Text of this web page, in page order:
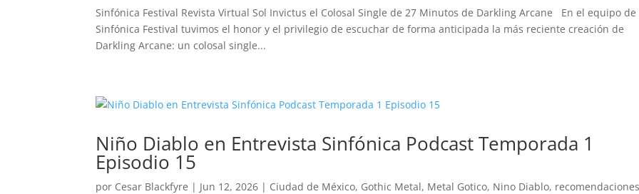
Sinfónica Festival Revista Virtual Sol Invictus el Colosal Single de 27 Minutos de Darkling Arcane En el equipo de
Sinfónica Festival tuvimos el honor y el privilegio de escuchar de forma anticipada la más reciente creación de
Darkling Arcane: un colosal single...
Niño Diablo en Entrevista Sinfónica Podcast Temporada 1
Episodio 15
por Cesar Blackfyre | Jun 12, 2026 | Ciudad de México, Gothic Metal, Metal Gotico, Nino Diablo, recomendaciones